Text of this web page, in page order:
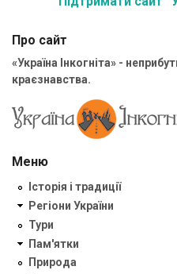
Про сайт
«Україна Інкогніта» -
краєзнавства.
Меню
Історія і традиції
Регіони України
Тури
Пам'ятки
Природа